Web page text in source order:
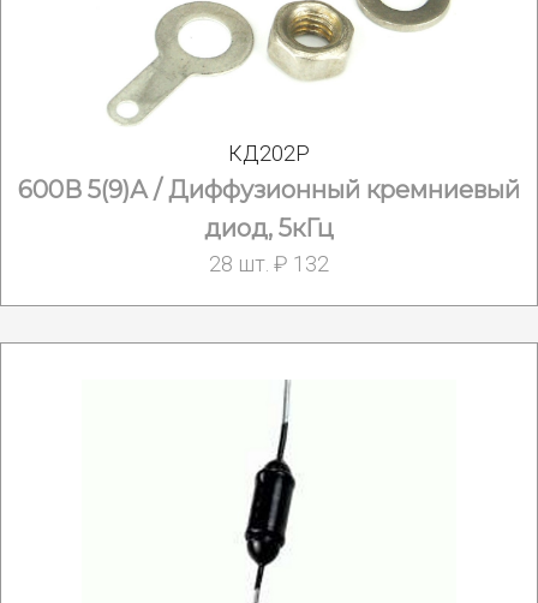
КД202Р
600В 5(9)А / Диффузионный кремниевый
диод, 5кГц
28 шт. ₽ 132